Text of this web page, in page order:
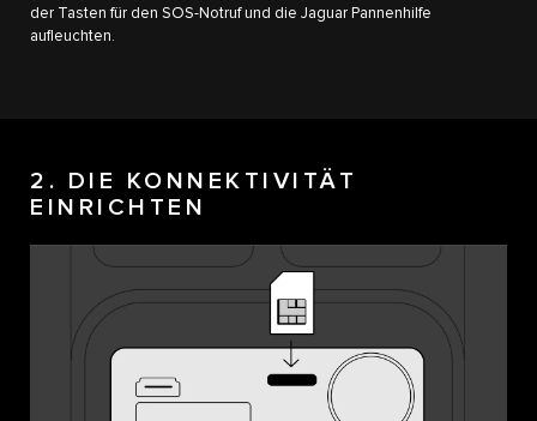
der Tasten für den SOS-Notruf und die Jaguar Pannenhilfe
aufleuchten.
2. DIE KONNEKTIVITÄT
EINRICHTEN